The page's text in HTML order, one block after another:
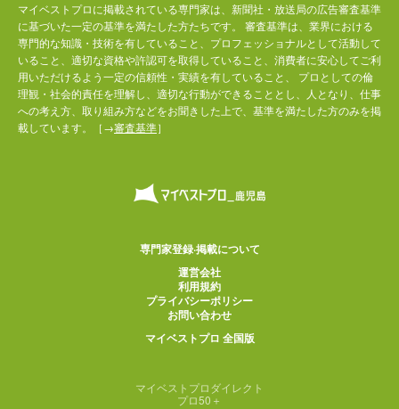
マイベストプロに掲載されている専門家は、新聞社・放送局の広告審査基準
に基づいた一定の基準を満たした方たちです。 審査基準は、業界における
専門的な知識・技術を有していること、プロフェッショナルとして活動して
いること、適切な資格や許認可を取得していること、消費者に安心してご利
用いただけるよう一定の信頼性・実績を有していること、 プロとしての倫
理観・社会的責任を理解し、適切な行動ができることとし、人となり、仕事
への考え方、取り組み方などをお聞きした上で、基準を満たした方のみを掲
載しています。［→審査基準］
専門家登録·掲載について
運営会社
利用規約
プライバシーポリシー
お問い合わせ
マイベストプロ 全国版
マイベストプロダイレクト
プロ50＋